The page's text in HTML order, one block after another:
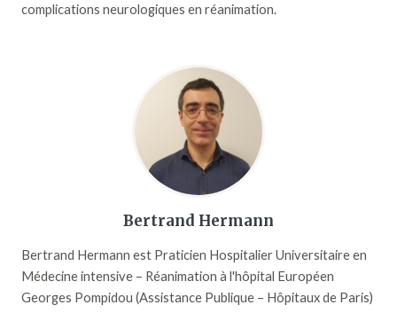
complications neurologiques en réanimation.
Bertrand Hermann
Bertrand Hermann est Praticien Hospitalier Universitaire en
Médecine intensive – Réanimation à l'hôpital Européen
Georges Pompidou (Assistance Publique – Hôpitaux de Paris)